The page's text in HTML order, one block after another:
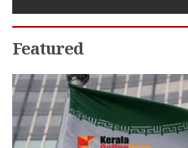
ശിക്ഷ
Featured